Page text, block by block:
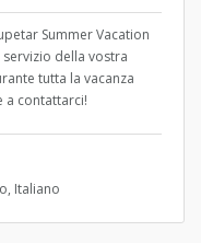
Summer Vacation
della vostra
tutta la vacanza
a contattarci!
Italiano